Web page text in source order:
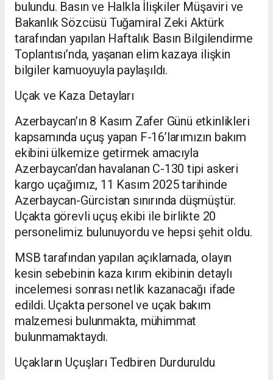
bulundu. Basın ve Halkla İlişkiler Müşaviri ve
Bakanlık Sözcüsü Tuğamiral Zeki Aktürk
tarafından yapılan Haftalık Basın Bilgilendirme
Toplantısı’nda, yaşanan elim kazaya ilişkin
bilgiler kamuoyuyla paylaşıldı.
Uçak ve Kaza Detayları
Azerbaycan’ın 8 Kasım Zafer Günü etkinlikleri
kapsamında uçuş yapan F-16’larımızın bakım
ekibini ülkemize getirmek amacıyla
Azerbaycan’dan havalanan C-130 tipi askeri
kargo uçağımız, 11 Kasım 2025 tarihinde
Azerbaycan-Gürcistan sınırında düşmüştür.
Uçakta görevli uçuş ekibi ile birlikte 20
personelimiz bulunuyordu ve hepsi şehit oldu.
MSB tarafından yapılan açıklamada, olayın
kesin sebebinin kaza kırım ekibinin detaylı
incelemesi sonrası netlik kazanacağı ifade
edildi. Uçakta personel ve uçak bakım
malzemesi bulunmakta, mühimmat
bulunmamaktaydı.
Uçakların Uçuşları Tedbiren Durduruldu